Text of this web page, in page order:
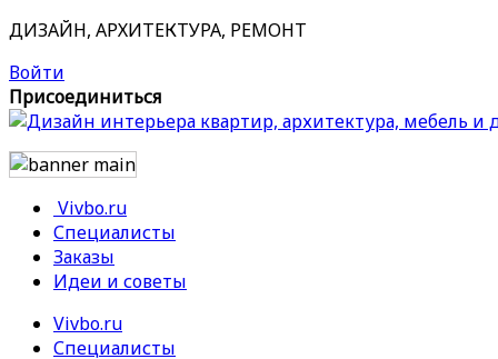
ДИЗАЙН, АРХИТЕКТУРА, РЕМОНТ
Войти
Присоединиться
Vivbo.ru
Специалисты
Заказы
Идеи и советы
Vivbo.ru
Специалисты